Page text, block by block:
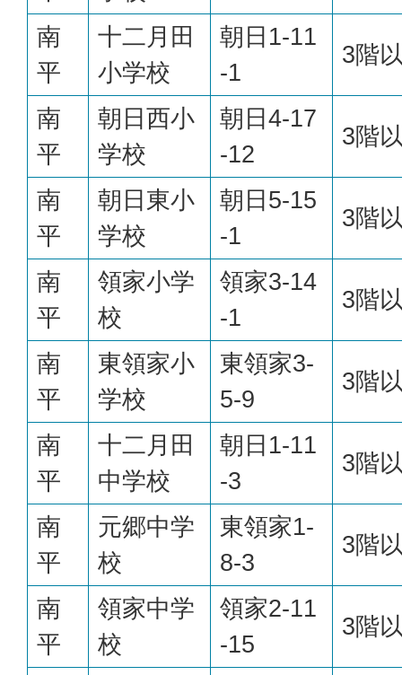
南
平
十二月田
小学校
朝日1-11
-1
3階
南
平
朝日西小
学校
朝日4-17
-12
3階
南
平
朝日東小
学校
朝日5-15
-1
3階
南
平
領家小学
校
領家3-14
-1
3階
南
平
東領家小
学校
東領家3-
5-9
3階
南
平
十二月田
中学校
朝日1-11
-3
3階
南
平
元郷中学
校
東領家1-
8-3
3階
南
平
領家中学
校
領家2-11
-15
3階